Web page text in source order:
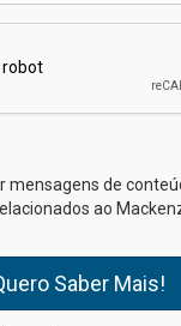
calouros do
04.08.2026
Brasília prepara
estudantes para o
mesmo do Ensino
mensagens de
ao